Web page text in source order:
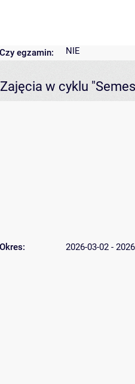
Czy egzamin: NIE
Zajęcia w cyklu
Okres: 2026-03-02 -